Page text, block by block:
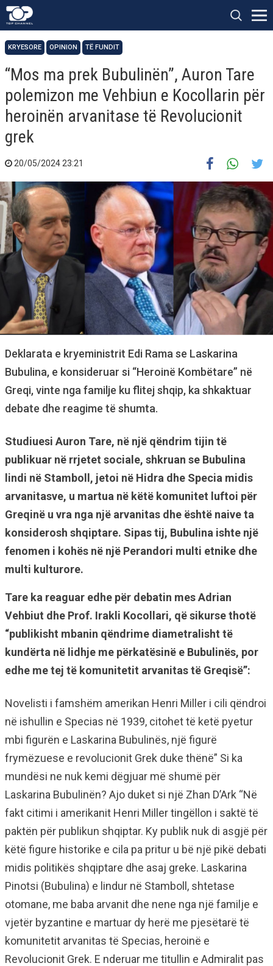
KRYESORE OPINION TË FUNDIT
“Mos ma prek Bubulinën”, Auron Tare
polemizon me Vehbiun e Kocollarin për
heroinën arvanitase të Revolucionit
grek
20/05/2024 23:21
Deklarata e kryeministrit Edi Rama se Laskarina
Bubulina, e konsideruar si “Heroinë Kombëtare” në
Greqi, vinte nga familje ku flitej shqip, ka shkaktuar
debate dhe reagime të shumta.
Studiuesi Auron Tare, në një qëndrim tijin të
publikuar në rrjetet sociale, shkruan se Bubulina
lindi në Stamboll, jetoi në Hidra dhe Specia midis
arvanitasve, u martua në këtë komunitet luftoi për
Greqinë u vra nga një arvanitas dhe është naive ta
konsiderosh shqiptare. Sipas tij, Bubulina ishte një
fenomen i kohës në një Perandori multi etnike dhe
multi kulturore.
Tare ka reaguar edhe për debatin mes Adrian
Vehbiut dhe Prof. Irakli Kocollari, që sikurse thotë
“publikisht mbanin qëndrime diametralisht të
kundërta në lidhje me përkatësinë e Bubulinës, por
edhe me tej të komunitetit arvanitas të Greqisë”:
Novelisti i famshëm amerikan Henri Miller i cili qëndroi
në ishullin e Specias në 1939, citohet të ketë pyetur
mbi figurën e Laskarina Bubulinës, një figurë
frymëzuese e revolucionit Grek duke thënë” Si ka
mundësi ne nuk kemi dëgjuar më shumë për
Laskarina Bubulinën? Ajo duket si një Zhan D’Ark “Në
fakt citimi i amerikanit Henri Miller tingëllon i saktë të
paktën për publikun shqiptar. Ky publik nuk di asgjë për
këtë figure historike e cila pa pritur u bë një pikë debati
midis politikës shqiptare dhe asaj greke. Laskarina
Pinotsi (Bubulina) e lindur në Stamboll, shtetase
otomane, me baba arvanit dhe nene nga një familje e
vjetër byzantine e martuar dy herë me pjesëtarë të
komunitetit arvanitas të Specias, heroinë e
Revolucionit Grek. E nderuar me titullin e Admiralit pas